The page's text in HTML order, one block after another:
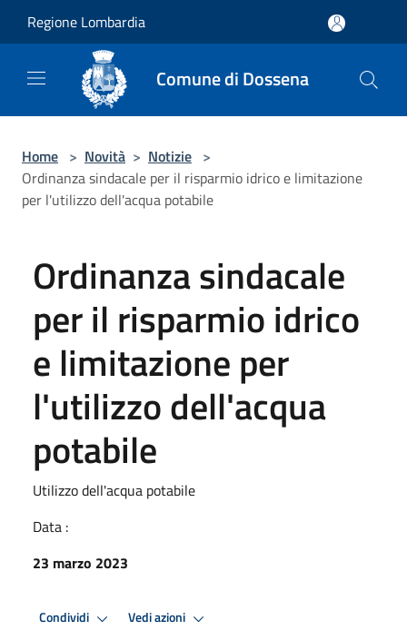
Regione Lombardia
Comune di Dossena
Home > Novità > Notizie >
Ordinanza sindacale per il risparmio idrico e limitazione
per l'utilizzo dell'acqua potabile
Ordinanza sindacale
per il risparmio idrico
e limitazione per
l'utilizzo dell'acqua
potabile
Utilizzo dell'acqua potabile
Data :
23 marzo 2023
Condividi Vedi azioni